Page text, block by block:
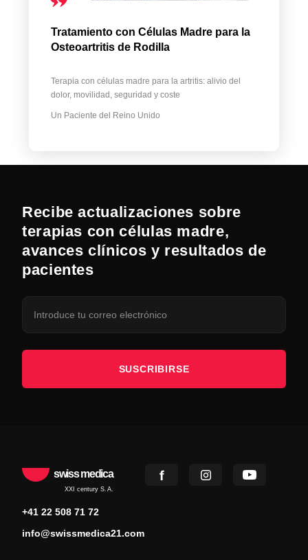
Tratamiento con Células Madre para la
Osteoartritis de Rodilla
Terapia con células madre para la artritis: alivio del
dolor, movilidad, seguridad y coste
Un Paciente del Reino Unido
Recibe actualizaciones sobre
terapias con células madre,
avances clínicos y resultados de
pacientes
SUSCRIBIRSE
swiss medica
XXI century S.A.
+41 22 508 71 72
info@swissmedica21.com